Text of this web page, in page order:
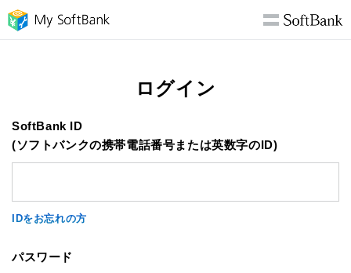
ログイン
SoftBank ID
(ソフトバンクの携帯電話番号または英数字のID)
IDをお忘れの方
パスワード